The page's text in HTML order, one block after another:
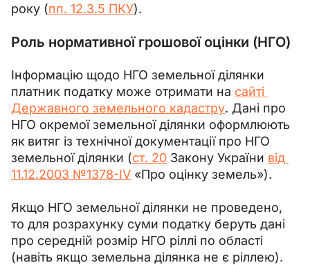
року (пп. 12.3.5 ПКУ).
Роль нормативної грошової оцінки (НГО)
Інформацію щодо НГО земельної ділянки
платник податку може отримати на сайті
Державного земельного кадастру. Дані про
НГО окремої земельної ділянки оформлюють
як витяг із технічної документації про НГО
земельної ділянки (ст. 20 Закону України від
11.12.2003 №1378-IV «Про оцінку земель»).
Якщо НГО земельної ділянки не проведено,
то для розрахунку суми податку беруть дані
про середній розмір НГО ріллі по області
(навіть якщо земельна ділянка не є ріллею).